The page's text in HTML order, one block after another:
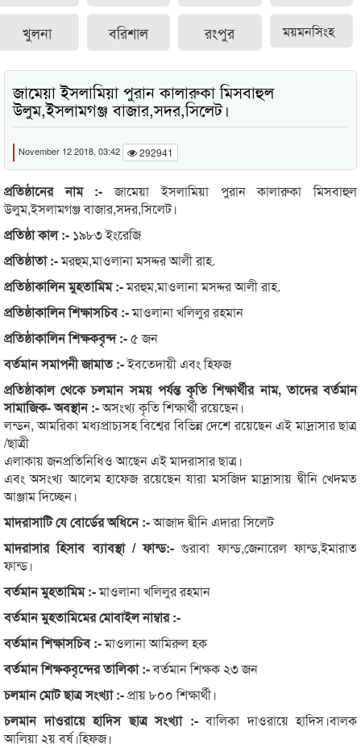
খুলনা বরিশাল রংপুর ময়মনসিংহ
জামেয়া ইসলামিয়া পুরান কালারুকা মিসবাহুল
উলুম,ইসলামগঞ্জ বাজার,সদর,সিলেট।
November 12 2018, 03:42 292941
প্রতিষ্ঠানের নাম :-জামেয়া ইসলামিয়া পুরান কালারুকা মিসবাহুল
উলুম,ইসলামগঞ্জ বাজার,সদর,সিলেট।
প্রতিষ্ঠা কাল :- ১৯৮৩ ইংরেজি
প্রতিষ্ঠাতা :-মরহুম,মাওলানা মসদ্দর আলী রাহ.
প্রতিষ্ঠাকালিন মুহতামিম :-মরহুম,মাওলানা মসদ্দর আলী রাহ.
প্রতিষ্ঠাকালিন শিক্ষাসচিব :-মাওলানা খলিলুর রহমান
প্রতিষ্ঠাকালিন শিক্ষকবৃন্দ :-৫ জন
বর্তমান সমাপনী জামাত :-ইবতেদায়ী এবং হিফজ
প্রতিষ্ঠাকাল থেকে চলমান সময় পর্যন্ত কৃতি শিক্ষার্থীর নাম, তাদের বর্তমান
সামাজিক- অবস্থান :-অসংখ্য কৃতি শিক্ষার্থী রয়েছেন।
লন্ডন, আমরিকা মধ্যপ্রাচ্যসহ বিশ্বের বিভিন্ন দেশে রয়েছেন এই মাদ্রাসার ছাত্র
/ছাত্রী
এলাকায় জনপ্রতিনিধিও আছেন এই মাদরাসার ছাত্র।
এবং অসংখ্য আলেম হাফেজ রয়েছেন যারা মসজিদ মাদ্রাসায় দ্বীনি খেদমত
আঞ্জাম দিচ্ছেন।
মাদরাসাটি যে বোর্ডের অধিনে :-আজাদ দ্বীনি এদারা সিলেট
মাদরাসার হিসাব ব্যাবস্থা / ফান্ড:-গুরাবা ফান্ড,জেনারেল ফান্ড,ইমারাত
ফান্ড।
বর্তমান মুহতামিম :-মাওলানা খলিলুর রহমান
বর্তমান মুহতামিমের মোবাইল নাম্বার :-
বর্তমান শিক্ষাসচিব :-মাওলানা আমিরুল হক
বর্তমান শিক্ষকবৃন্দের তালিকা :-বর্তমান শিক্ষক ২৩ জন
চলমান মোট ছাত্র সংখ্যা :-প্রায় ৮০০ শিক্ষার্থী।
চলমান দাওরায়ে হাদিস ছাত্র সংখ্যা :-বালিকা দাওরায়ে হাদিস।বালক
আলিয়া ২য় বর্ষ।হিফজ।